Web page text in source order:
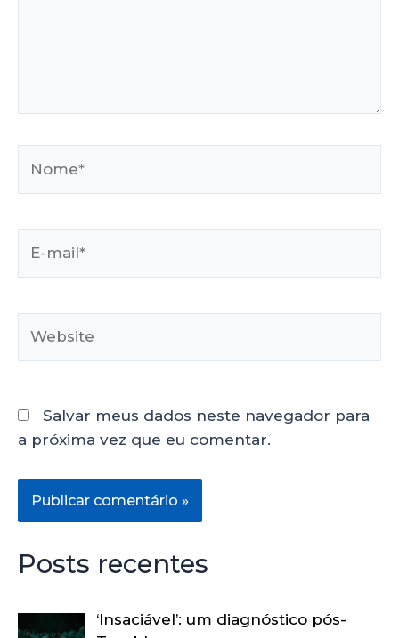
Salvar meus dados neste navegador para
a próxima vez que eu comentar.
Posts recentes
‘Insaciável’: um diagnóstico pós-